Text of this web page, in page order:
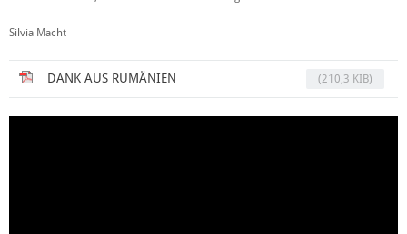
Silvia Macht
DANK AUS RUMÄNIEN (210,3 KIB)